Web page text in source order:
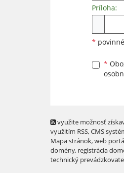
Príloha:
*
*
využite možnosť
využitím RSS, CMS
Mapa stránok,web
domény, registrácia
technický